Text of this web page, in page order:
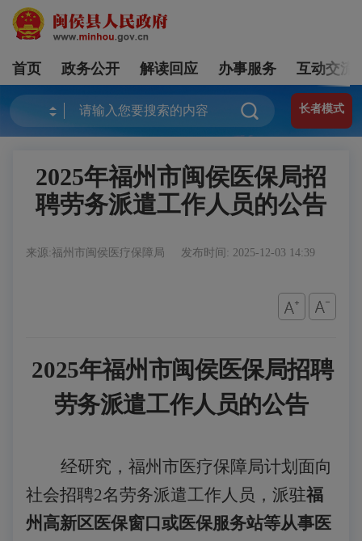
首页 政务公开 解读回应 办事服务 互动交流
长者模式
2025年福州市闽侯医保局招
聘劳务派遣工作人员的公告
来源:福州市闽侯医疗保障局 发布时间: 2025-12-03 14:39
2025年福州市闽侯医保局招聘
劳务派遣工作人员的公告
经研究，福州市医疗保障局计划面向
社会招聘2名劳务派遣工作人员 ， 派驻福
州高新区医保窗口或医保服务站等从事医